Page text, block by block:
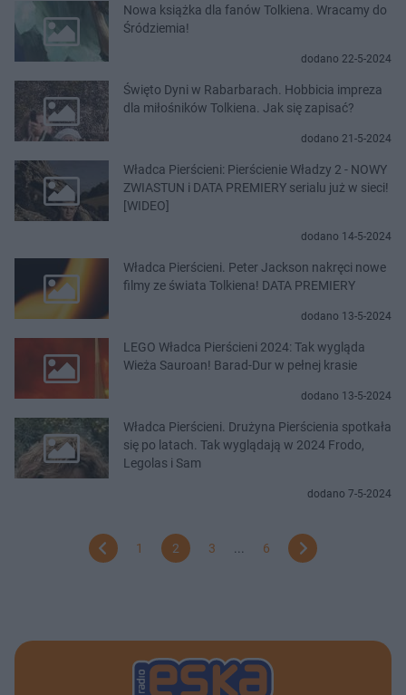
Nowa książka dla fanów Tolkiena. Wracamy do
Śródziemia!
dodano 22-5-2024
Święto Dyni w Rabarbarach. Hobbicia impreza
dla miłośników Tolkiena. Jak się zapisać?
dodano 21-5-2024
Władca Pierścieni: Pierścienie Władzy 2 - NOWY
ZWIASTUN i DATA PREMIERY serialu już w sieci!
[WIDEO]
dodano 14-5-2024
Władca Pierścieni. Peter Jackson nakręci nowe
filmy ze świata Tolkiena! DATA PREMIERY
dodano 13-5-2024
LEGO Władca Pierścieni 2024: Tak wygląda
Wieża Sauroan! Barad-Dur w pełnej krasie
dodano 13-5-2024
Władca Pierścieni. Drużyna Pierścienia spotkała
się po latach. Tak wyglądają w 2024 Frodo,
Legolas i Sam
dodano 7-5-2024
1 2 3 6